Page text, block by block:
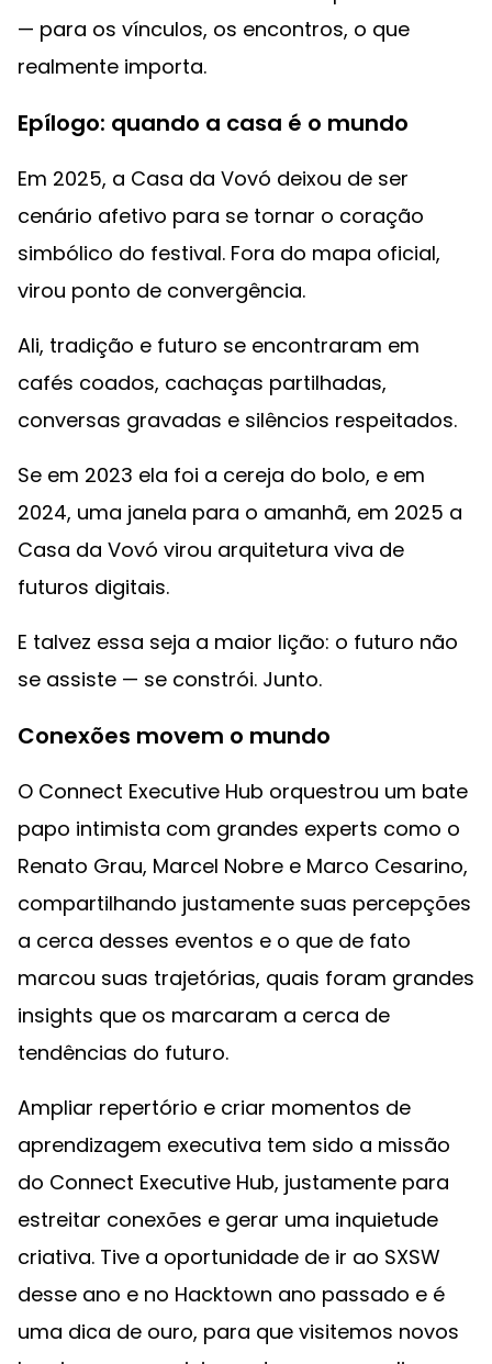
— para os vínculos, os encontros, o que
realmente importa.
Epílogo: quando a casa é o mundo
Em 2025, a Casa da Vovó deixou de ser
cenário afetivo para se tornar o coração
simbólico do festival. Fora do mapa oficial,
virou ponto de convergência.
Ali, tradição e futuro se encontraram em
cafés coados, cachaças partilhadas,
conversas gravadas e silêncios respeitados.
Se em 2023 ela foi a cereja do bolo, e em
2024, uma janela para o amanhã, em 2025 a
Casa da Vovó virou arquitetura viva de
futuros digitais.
E talvez essa seja a maior lição: o futuro não
se assiste — se constrói. Junto.
Conexões movem o mundo
O Connect Executive Hub orquestrou um bate
papo intimista com grandes experts como o
Renato Grau, Marcel Nobre e Marco Cesarino,
compartilhando justamente suas percepções
a cerca desses eventos e o que de fato
marcou suas trajetórias, quais foram grandes
insights que os marcaram a cerca de
tendências do futuro.
Ampliar repertório e criar momentos de
aprendizagem executiva tem sido a missão
do Connect Executive Hub, justamente para
estreitar conexões e gerar uma inquietude
criativa. Tive a oportunidade de ir ao SXSW
desse ano e no Hacktown ano passado e é
uma dica de ouro, para que visitemos novos